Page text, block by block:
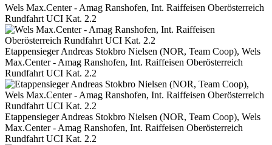
Wels Max.Center - Amag Ranshofen, Int. Raiffeisen Oberösterreich
Rundfahrt UCI Kat. 2.2
Etappensieger Andreas Stokbro Nielsen (NOR, Team Coop), Wels
Max.Center - Amag Ranshofen, Int. Raiffeisen Oberösterreich
Rundfahrt UCI Kat. 2.2
Etappensieger Andreas Stokbro Nielsen (NOR, Team Coop), Wels
Max.Center - Amag Ranshofen, Int. Raiffeisen Oberösterreich
Rundfahrt UCI Kat. 2.2